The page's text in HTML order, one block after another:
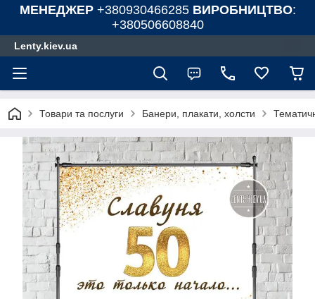
МЕНЕДЖЕР +380930466285 ВИРОБНИЦТВО:
+380506608840
Lenty.kiev.ua
Товари та послуги Банери, плакати, холсти